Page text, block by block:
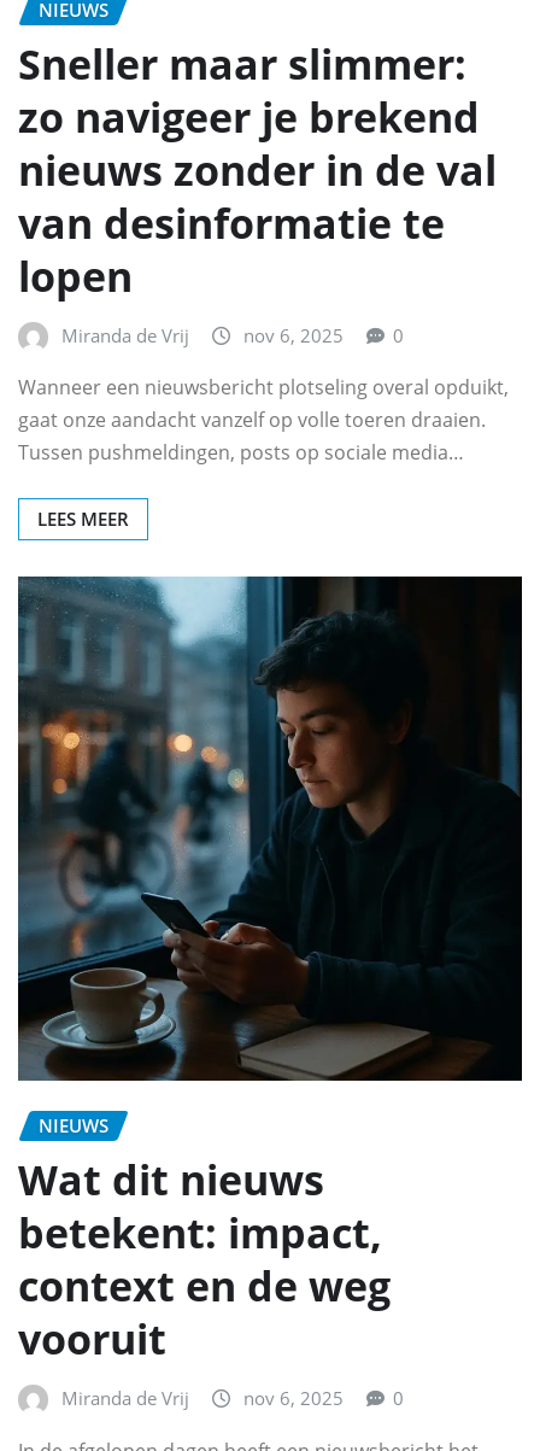
NIEUWS
Sneller maar slimmer:
zo navigeer je brekend
nieuws zonder in de val
van desinformatie te
lopen
Miranda de Vrij nov 6, 2025 0
Wanneer een nieuwsbericht plotseling overal opduikt,
gaat onze aandacht vanzelf op volle toeren draaien.
Tussen pushmeldingen, posts op sociale media…
LEES MEER
NIEUWS
Wat dit nieuws
betekent: impact,
context en de weg
vooruit
Miranda de Vrij nov 6, 2025 0